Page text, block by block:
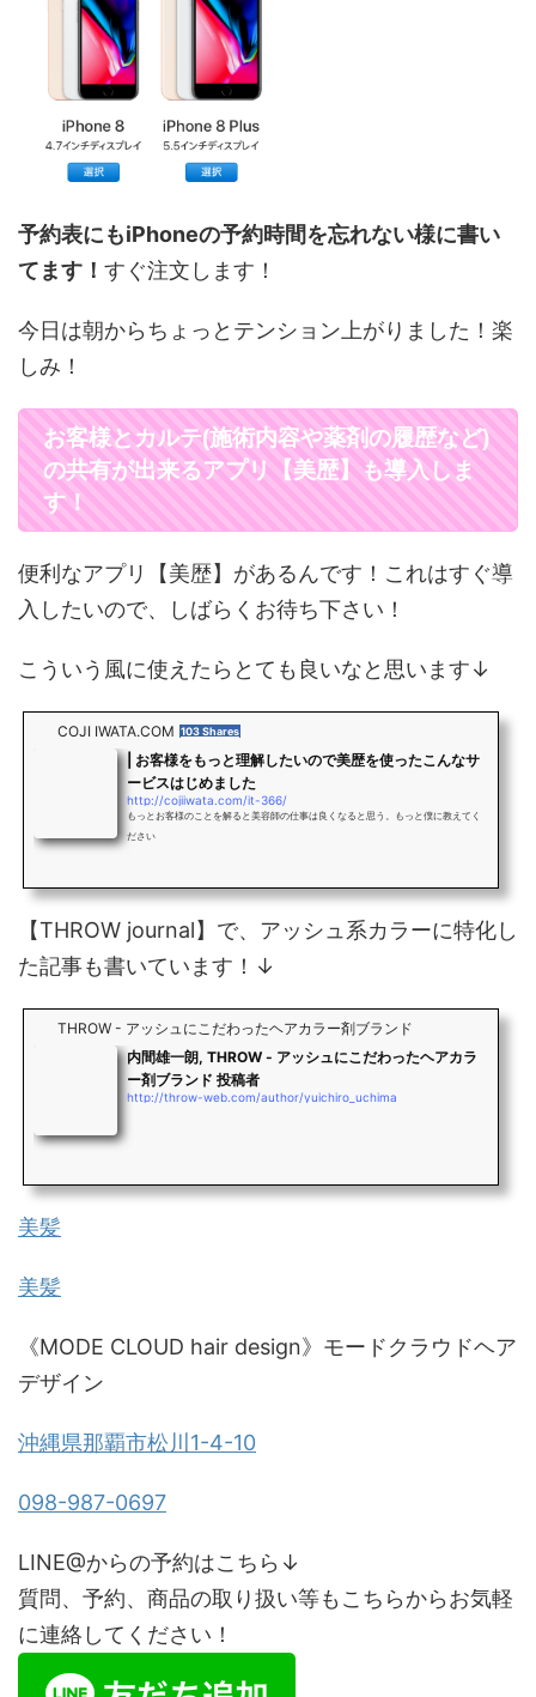
予約表にもiPhoneの予約時間を忘れない様に書い
てます！ すぐ注文します！
今日は朝からちょっとテンション上がりました！楽
しみ！
お客様とカルテ(施術内容や薬剤の履歴など)
の共有が出来るアプリ【美歴】も導入しま
す！
便利なアプリ【美歴】があるんです！これはすぐ導
入したいので、しばらくお待ち下さい！
こういう風に使えたらとても良いなと思います↓
COJI IWATA.COM 103 Shares
| お客様をもっと理解したいので美歴を使ったこんなサ
ービスはじめました
http://cojiiwata.com/it-366/
もっとお客様のことを解ると美容師の仕事は良くなると思う。もっと僕に教えてく
ださい
【THROW journal】で、アッシュ系カラーに特化し
た記事も書いています！↓
THROW - アッシュにこだわったヘアカラー剤ブランド
内間雄一朗, THROW - アッシュにこだわったヘアカラ
ー剤ブランド 投稿者
http://throw-web.com/author/yuichiro_uchima
美髪
美髪
《MODE CLOUD hair design》モードクラウドヘア
デザイン
沖縄県那覇市松川1-4-10
098-987-0697
LINE@からの予約はこちら↓
質問、予約、商品の取り扱い等もこちらからお気軽
に連絡してください！